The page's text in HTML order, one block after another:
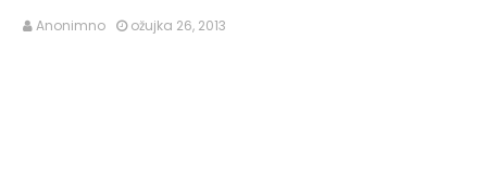
Anonimno ožujka 26, 2013